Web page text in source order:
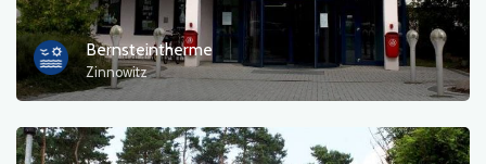
Bernsteintherme
Zinnowitz